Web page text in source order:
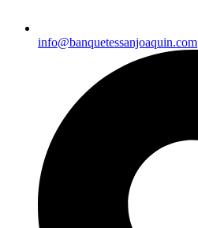
info@banquetessanjoaquin.com